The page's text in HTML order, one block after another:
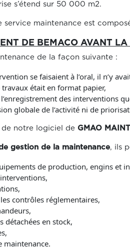
s’étend sur 50 000 m2.
service maintenance est
DE BEMACO AVANT LA
de la façon suivante :
se faisaient à l’oral, il n’y
était en format papier,
des interventions
globale de l’activité ni de
notre logiciel de GMAO
gestion de la maintenance, ils
de production, engins et
contrôles réglementaires,
détachées en stock,
maintenance.